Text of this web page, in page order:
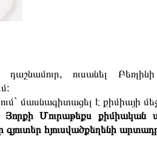
ուսանել
մասնագիտացել է քիմիայի
Մուրաթեքս քիմիական
հյուսվածքեղենի